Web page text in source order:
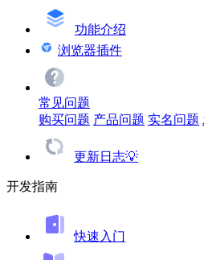
功能介绍
浏览器插件
常见问题
购买问题 产品问题 实名问题
更新日志💡
开发指南
快速入门